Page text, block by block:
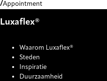
Appointment
Luxaflex®
Waarom Luxaflex®
Steden
Inspiratie
Duurzaamheid